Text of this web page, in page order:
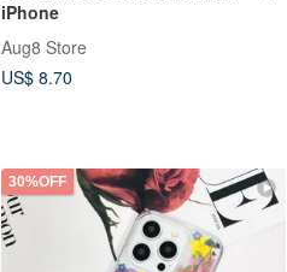
iPhone
Aug8 Store
US$ 8.70
30%OFF